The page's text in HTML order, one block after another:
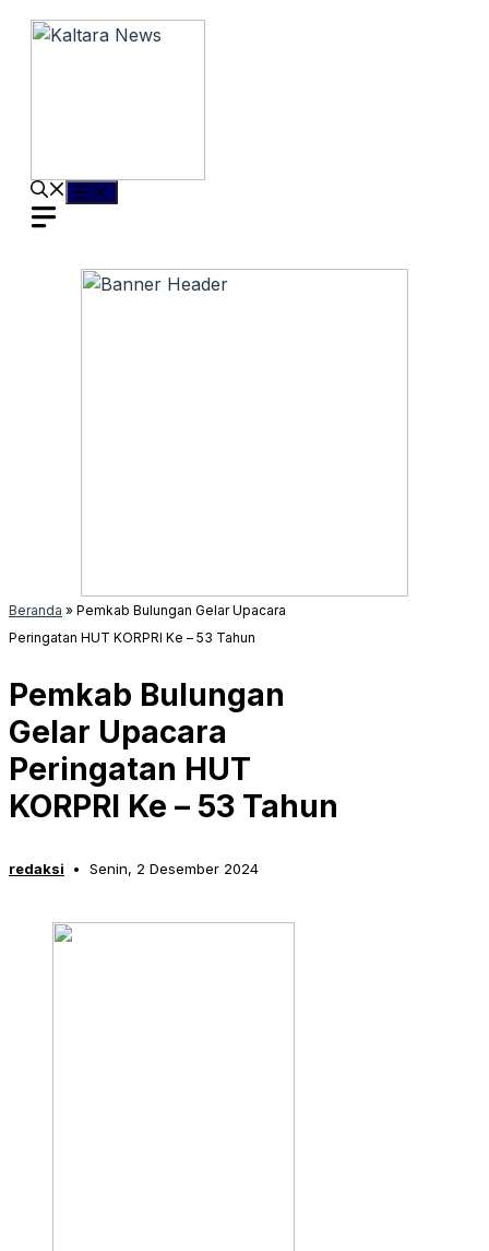
Langsung
Menu
Beranda » Pemkab Bulungan Gelar Upacara
Peringatan HUT KORPRI Ke – 53 Tahun
Pemkab Bulungan
Gelar Upacara
Peringatan HUT
KORPRI Ke – 53 Tahun
redaksi Senin, 2 Desember 2024